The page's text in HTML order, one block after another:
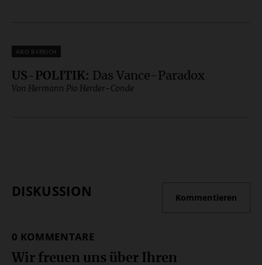
Plus
US-POLITIK: Das Vance-Paradox
Von Hermann Pio Herder-Conde
DISKUSSION Kommentieren
0 KOMMENTARE
Wir freuen uns über Ihren